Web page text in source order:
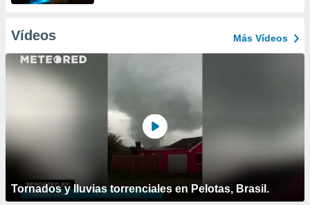
Vídeos Más Vídeos
Tornados y lluvias torrenciales en Pelotas, Brasil.